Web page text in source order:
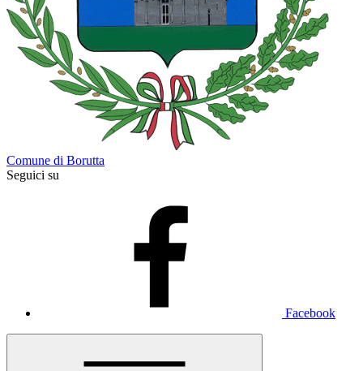
Comune di Borutta
Seguici su
Facebook